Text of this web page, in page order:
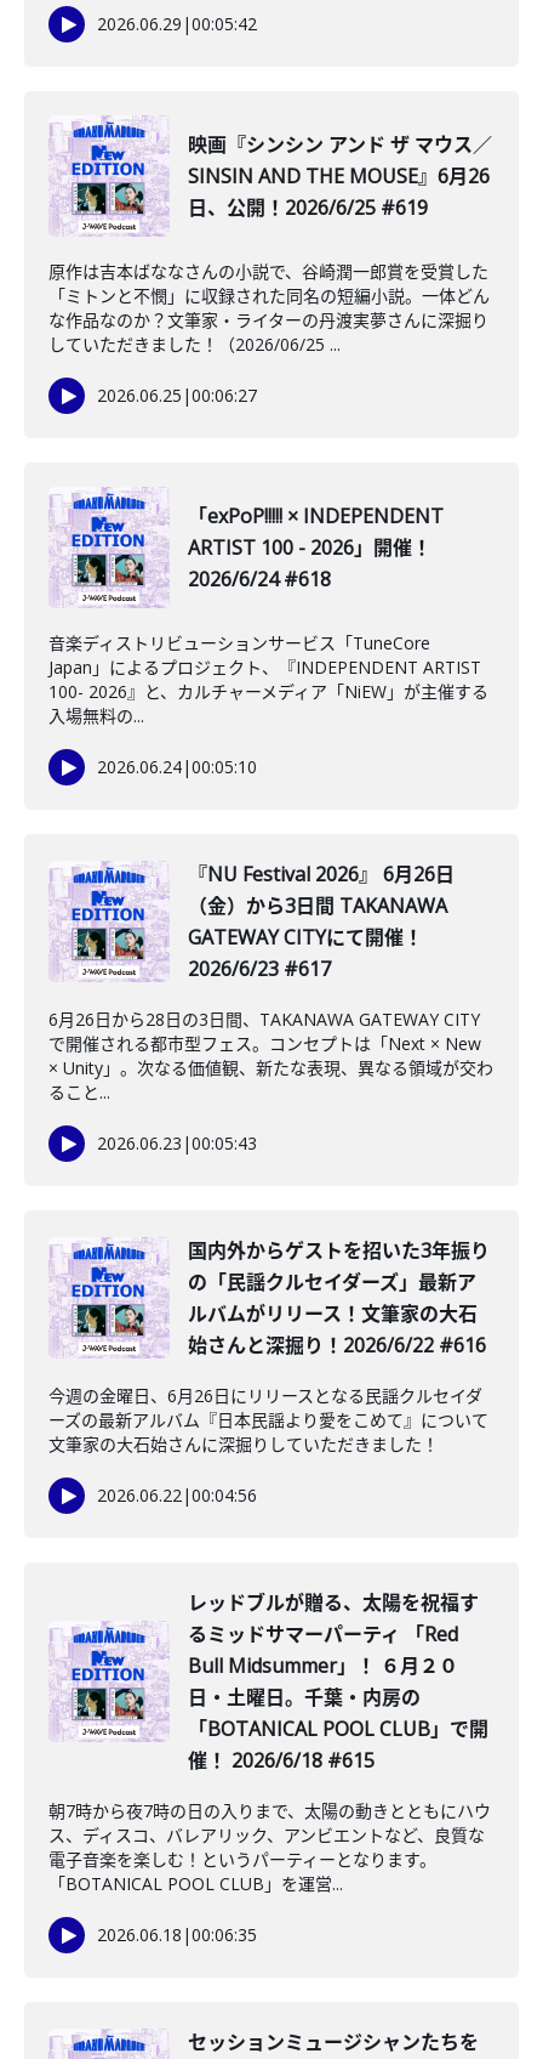
2026.06.29 |00:05:42
映画『シンシン アンド ザ マウス／
SINSIN AND THE MOUSE』6月26
日、公開！2026/6/25 #619
原作は吉本ばななさんの小説で、谷崎潤一郎賞を受賞した
「ミトンと不憫」に収録された同名の短編小説。一体どん
な作品なのか？文筆家・ライターの丹渡実夢さんに深掘り
していただきました！（2026/06/25 ...
2026.06.25 |00:06:27
「exPoP!!!!! × INDEPENDENT
ARTIST 100 - 2026」開催！
2026/6/24 #618
音楽ディストリビューションサービス「TuneCore
Japan」によるプロジェクト、『INDEPENDENT ARTIST
100- 2026』と、カルチャーメディア「NiEW」が主催する
入場無料の...
2026.06.24|00:05:10
『NU Festival 2026』 6月26日
（金）から3日間 TAKANAWA
GATEWAY CITYにて開催！
2026/6/23 #617
6月26日から28日の3日間、TAKANAWA GATEWAY CITY
で開催される都市型フェス。コンセプトは「Next × New
× Unity」。次なる価値観、新たな表現、異なる領域が交わ
ること...
2026.06.23 |00:05:43
️国内外からゲストを招いた3年振り
の「民謡クルセイダーズ」最新ア
ルバムがリリース！文筆家の大石
始さんと深掘り！2026/6/22 #616
今週の金曜日、6月26日にリリースとなる民謡クルセイダ
ーズの最新アルバム『日本民謡より愛をこめて』について
文筆家の大石始さんに深掘りしていただきました！
2026.06.22|00:04:56
レッドブルが贈る、太陽を祝福す
るミッドサマーパーティ 「Red
Bull Midsummer」！ ６月２０
日・土曜日。千葉・内房の
「BOTANICAL POOL CLUB」で開
催！ 2026/6/18 #615
朝7時から夜7時の日の入りまで、太陽の動きとともにハウ
ス、ディスコ、バレアリック、アンビエントなど、良質な
電子音楽を楽しむ！というパーティーとなります。
「BOTANICAL POOL CLUB」を運営...
2026.06.18 |00:06:35
セッションミュージシャンたちを